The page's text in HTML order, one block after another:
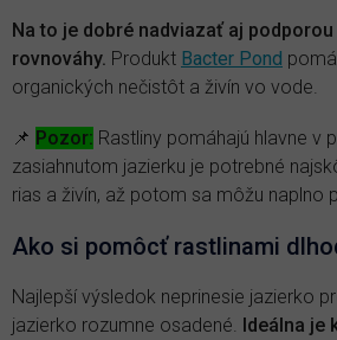
Na to je dobré nadviazať aj
rovnováhy. Produkt Bacter Pond
organických nečistôt a živín vo vode.
📌 Pozor: Rastliny pomáhajú hlavne v
zasiahnutom jazierku je potrebné
rias a živín, až potom sa môžu naplno
Ako si pomôcť rastlinami
Najlepší výsledok neprinesie jazierko
jazierko rozumne osadené. Ideálna je